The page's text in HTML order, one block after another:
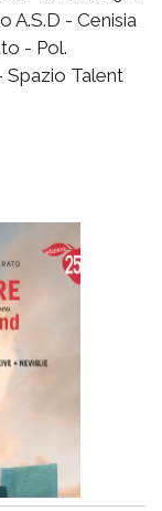
A.S.D - Cenisia
- Pol.
Spazio Talent